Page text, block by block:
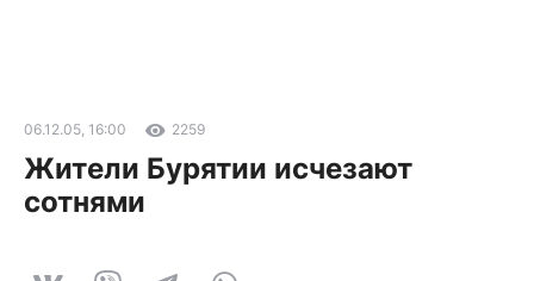
06.12.05, 16:00 2259
Жители Бурятии исчезают
сотнями